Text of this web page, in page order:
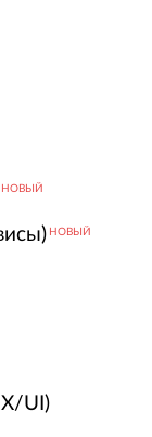
НОВЫЙ
НОВЫЙ
UI)